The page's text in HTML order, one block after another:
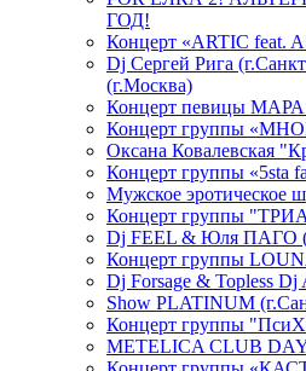
ГОД!
Концерт «ARTIC feat.
Dj Сергей Рига
(г.Москва)
Концерт певицы МАРА
Концерт группы
Оксана Ковалевская
Концерт группы «5sta
Мужское эротическое
Концерт группы
Dj FEEL & Юля ПАГО
Концерт группы
Dj Forsage & Topless Dj
Show PLATINUM
Концерт группы
METELICA CLUB